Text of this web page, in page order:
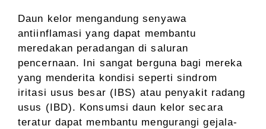
Daun kelor mengandung senyawa
antiinflamasi yang dapat membantu
meredakan peradangan di saluran
pencernaan. Ini sangat berguna bagi mereka
yang menderita kondisi seperti sindrom
iritasi usus besar (IBS) atau penyakit radang
usus (IBD). Konsumsi daun kelor secara
teratur dapat membantu mengurangi gejala-